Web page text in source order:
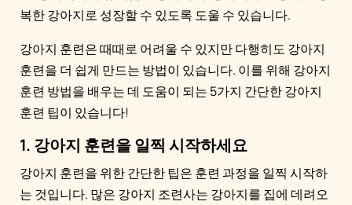
복한 강아지로 성장할 수 있도록 도울 수 있습니다.
강아지 훈련은 때때로 어려울 수 있지만 다행히도 강아지
훈련을 더 쉽게 만드는 방법이 있습니다. 이를 위해 강아지
훈련 방법을 배우는 데 도움이 되는 5가지 간단한 강아지
훈련 팁이 있습니다!
1. 강아지 훈련을 일찍 시작하세요
강아지 훈련을 위한 간단한 팁은 훈련 과정을 일찍 시작하
는 것입니다. 많은 강아지 조련사는 강아지를 집에 데려오